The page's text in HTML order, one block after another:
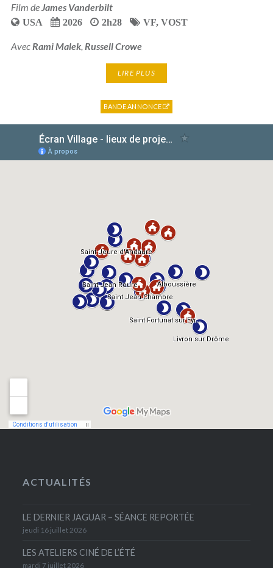
Film de James Vanderbilt
USA 2026 2h28 VF, VOST
Avec Rami Malek, Russell Crowe
LIRE PLUS
BANDE ANNONCE
ACTUALITÉS
LE DERNIER JAGUAR – SÉANCE REPORTÉE
jeudi 16 juillet 2026
LES ATELIERS CINÉ DE L’ÉTÉ
mardi 7 juillet 2026